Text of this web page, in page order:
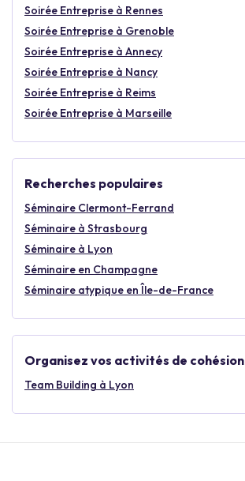
Soirée Entreprise à Rennes
Soirée Entreprise à Grenoble
Soirée Entreprise à Annecy
Soirée Entreprise à Nancy
Soirée Entreprise à Reims
Soirée Entreprise à Marseille
Recherches populaires
Séminaire Clermont-Ferrand
Séminaire à Strasbourg
Séminaire à Lyon
Séminaire en Champagne
Séminaire atypique en Île-de-France
Organisez vos activités de cohésion
Team Building à Lyon